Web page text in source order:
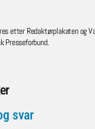
etter Redaktørplakaten og
Presseforbund.
svar